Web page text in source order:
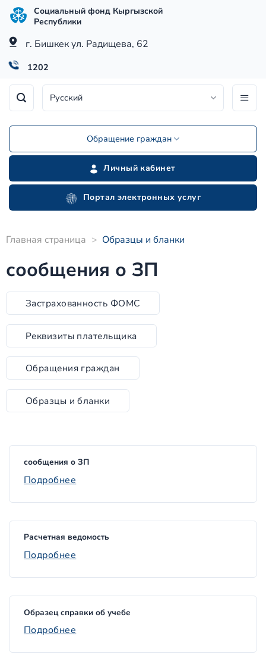
Skip
content
Социальный фонд Кыргызской
Республики
г. Бишкек ул. Радищева, 62
1202
Русский
Обращение граждан
Личный кабинет
Портал электронных услуг
Главная страница > Образцы и бланки
сообщения о ЗП
Застрахованность ФОМС
Реквизиты плательщика
Обращения граждан
Образцы и бланки
сообщения о ЗП
Подробнее
Расчетная ведомость
Подробнее
Образец справки об учебе
Подробнее